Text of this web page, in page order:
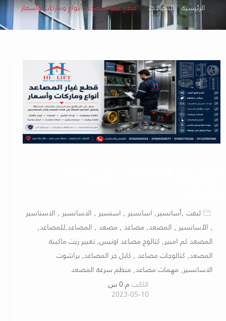
الرئيسية المقالات قطع غيار المصاعد أنواع وماركات وأسعار
ليفت ,أسانسير, اسانسير , اسنسير , الاسانسير , الاسناسير
, الأسانسير , المصعد, مصاعد , مصعد , المصاعد,للمصاعد,
المصعد كم امبير, كتالوج مصاعد اوتيس, تغيير زيت ماكينة
المصعد, كتالوجات مصاعد , كابل جر المصاعد, براشوت
الاسانسير, مهمات مصاعد, منظم سرعة المصعد
الكاتبم 0 س
2023-05-10